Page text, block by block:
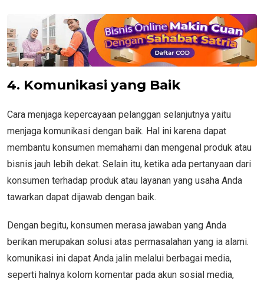
4. Komunikasi yang Baik
Cara menjaga kepercayaan pelanggan selanjutnya yaitu
menjaga komunikasi dengan baik. Hal ini karena dapat
membantu konsumen memahami dan mengenal produk atau
bisnis jauh lebih dekat. Selain itu, ketika ada pertanyaan dari
konsumen terhadap produk atau layanan yang usaha Anda
tawarkan dapat dijawab dengan baik.
Dengan begitu, konsumen merasa jawaban yang Anda
berikan merupakan solusi atas permasalahan yang ia alami.
komunikasi ini dapat Anda jalin melalui berbagai media,
seperti halnya kolom komentar pada akun sosial media,